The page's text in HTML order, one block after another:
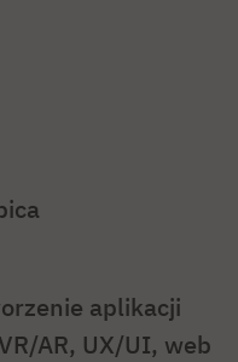
aplikacji
AR, UX/UI, web